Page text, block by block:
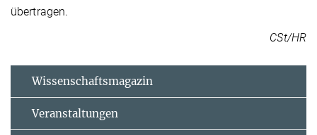
übertragen.
CSt/HR
Wissenschaftsmagazin
Veranstaltungen